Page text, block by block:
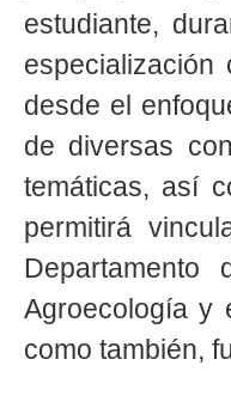
estudiante,
desde el
de diversas
temáticas, así
permitirá
Agroecología y
como también,